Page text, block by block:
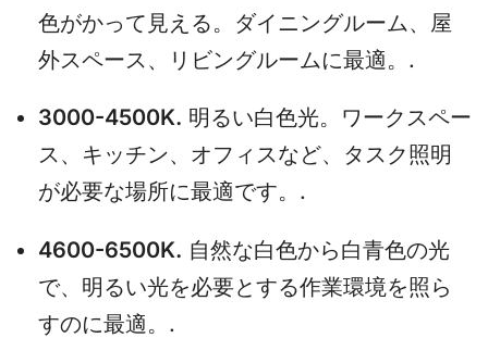
色がかって見える。ダイニングルーム、屋
外スペース、リビングルームに最適。.
3000-4500K. 明るい白色光。ワークスペー
ス、キッチン、オフィスなど、タスク照明
が必要な場所に最適です。.
4600-6500K. 自然な白色から白青色の光
で、明るい光を必要とする作業環境を照ら
すのに最適。.